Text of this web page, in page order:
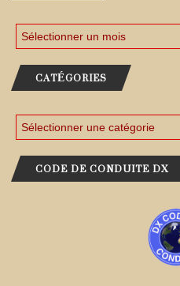
CATÉGORIES
CODE DE CONDUITE DX